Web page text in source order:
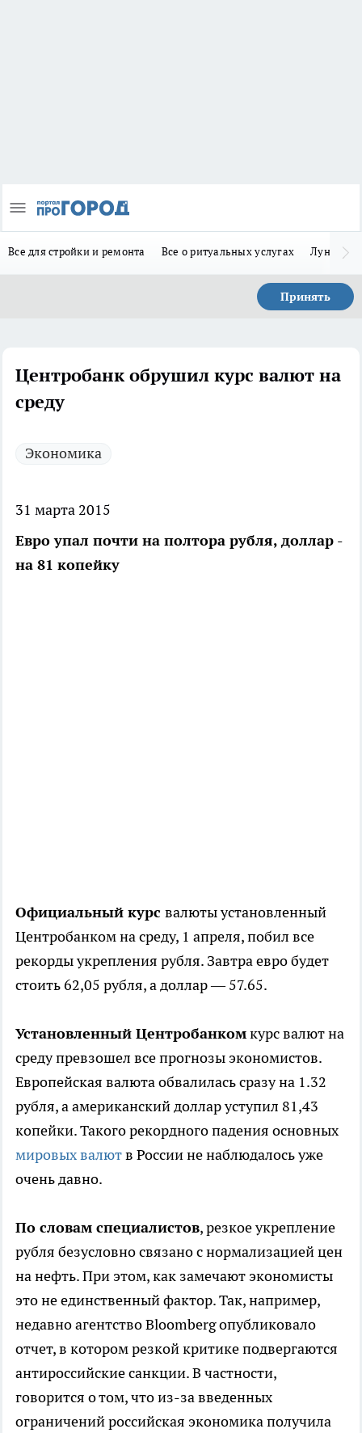
Все для стройки и ремонта Все о ритуальных услугах Лунно-
Принять
Центробанк обрушил курс валют на
среду
Экономика
31 марта 2015
Евро упал почти на полтора рубля, доллар -
на 81 копейку
Официальный курс валюты установленный
Центробанком на среду, 1 апреля, побил все
рекорды укрепления рубля. Завтра евро будет
стоить 62,05 рубля, а доллар — 57.65.
Установленный Центробанкомкурс валют на
среду превзошел все прогнозы экономистов.
Европейская валюта обвалилась сразу на 1.32
рубля, а американский доллар уступил 81,43
копейки. Такого рекордного падения основных
мировых валютв России не наблюдалось уже
очень давно.
По словам специалистов, резкое укрепление
рубля безусловно связано с нормализацией цен
на нефть. При этом, как замечают экономисты
это не единственный фактор. Так, например,
недавно агентство Bloomberg опубликовало
отчет, в котором резкой критике подвергаются
антироссийские санкции. В частности,
говорится о том, что из-за введенных
ограничений российская экономика получила